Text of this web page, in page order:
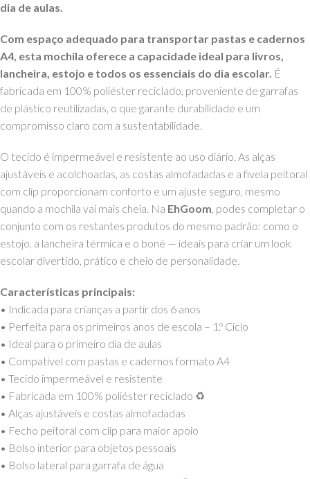
dia de aulas.
Com espaço adequado para transportar pastas e cadernos
A4, esta mochila oferece a capacidade ideal para livros,
lancheira, estojo e todos os essenciais do dia escolar. É
fabricada em 100% poliéster reciclado, proveniente de garrafas
de plástico reutilizadas, o que garante durabilidade e um
compromisso claro com a sustentabilidade.
O tecido é impermeável e resistente ao uso diário. As alças
ajustáveis e acolchoadas, as costas almofadadas e a fivela peitoral
com clip proporcionam conforto e um ajuste seguro, mesmo
quando a mochila vai mais cheia. Na EhGoom, podes completar o
conjunto com os restantes produtos do mesmo padrão: como o
estojo, a lancheira térmica e o boné — ideais para criar um look
escolar divertido, prático e cheio de personalidade.
Características principais:
• Indicada para crianças a partir dos 6 anos
• Perfeita para os primeiros anos de escola – 1.º Ciclo
• Ideal para o primeiro dia de aulas
• Compatível com pastas e cadernos formato A4
• Tecido impermeável e resistente
• Fabricada em 100% poliéster reciclado ♻️
• Alças ajustáveis e costas almofadadas
• Fecho peitoral com clip para maior apoio
• Bolso interior para objetos pessoais
• Bolso lateral para garrafa de água